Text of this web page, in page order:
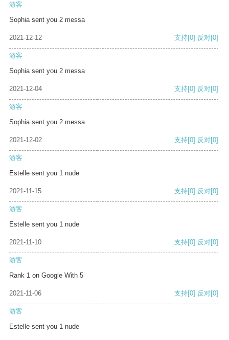
游客
Sophia sent you 2 messa
2021-12-12 支持[0] 反对[0]
游客
Sophia sent you 2 messa
2021-12-04 支持[0] 反对[0]
游客
Sophia sent you 2 messa
2021-12-02 支持[0] 反对[0]
游客
Estelle sent you 1 nude
2021-11-15 支持[0] 反对[0]
游客
Estelle sent you 1 nude
2021-11-10 支持[0] 反对[0]
游客
Rank 1 on Google With 5
2021-11-06 支持[0] 反对[0]
游客
Estelle sent you 1 nude